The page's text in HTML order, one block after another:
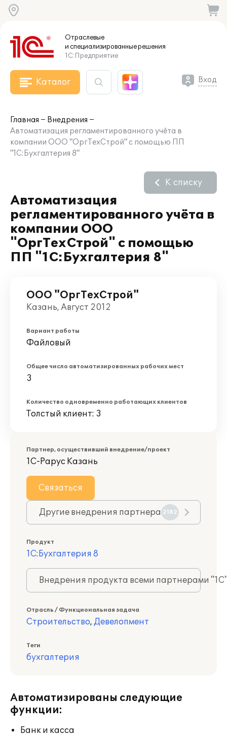
Отраслевые
и специализированныерешения
1С:Предприятие
Каталог Вход
Главная
Внедрения
Автоматизация регламентированного учёта в
компании ООО "ОргТехСтрой" с помощью ПП
"1С:Бухгалтерия 8"
Автоматизация
регламентированного учёта в
компании ООО
"ОргТехСтрой" с помощью
ПП "1С:Бухгалтерия 8"
К списку
ООО "ОргТехСтрой"
Казань, Август 2012
Вариант работы
Файловый
Общее число автоматизированных рабочих мест
3
Количество одновременно работающих клиентов
Толстый клиент: 3
Партнер, осуществивший внедрение/проект
1С-Рарус Казань
Связаться
Другие внедрения партнера 2182
Продукт
1С:Бухгалтерия 8
Внедрения продукта всеми партнерами
Отрасль / Функциональная задача
Строительство, Девелопмент
Теги
бухгалтерия
Автоматизированы следующие
функции:
Банк и касса